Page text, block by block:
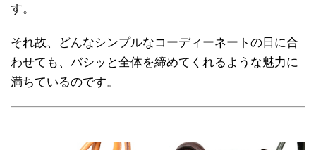
す。
それ故、どんなシンプルなコーディーネートの日に合
わせても、バシッと全体を締めてくれるような魅力に
満ちているのです。